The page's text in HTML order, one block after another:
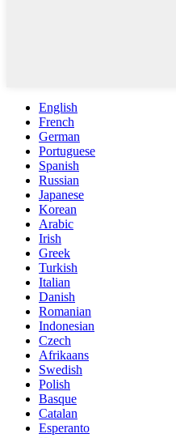
English
French
German
Portuguese
Spanish
Russian
Japanese
Korean
Arabic
Irish
Greek
Turkish
Italian
Danish
Romanian
Indonesian
Czech
Afrikaans
Swedish
Polish
Basque
Catalan
Esperanto